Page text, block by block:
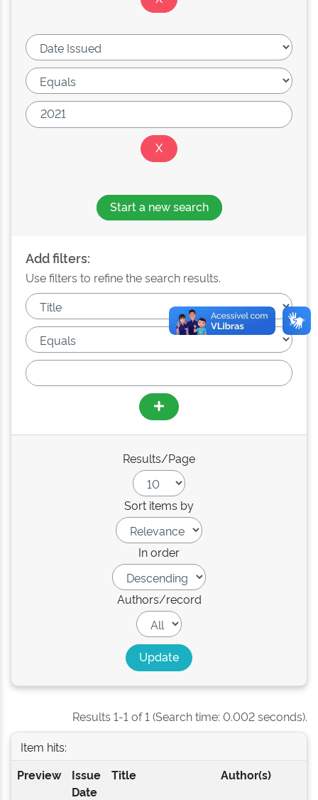
Start a new search
Add filters:
Use filters to refine the search results.
Results/Page
Sort items by
In order
Authors/record
Results 1-1 of 1 (Search time: 0.002 seconds).
Item hits:
Preview
Issue
Date
Title Author(s)